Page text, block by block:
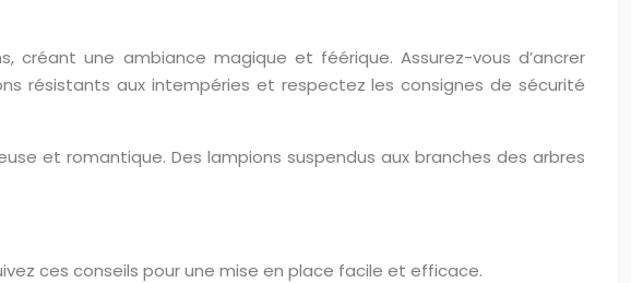
créant une ambiance magique et féérique. Assurez-vous d’ancrer
résistants aux intempéries et respectez les consignes de sécurité
et romantique. Des lampions suspendus aux branches des arbres
ces conseils pour une mise en place facile et efficace.